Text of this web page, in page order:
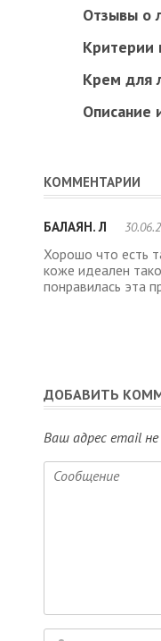
Отзывы о
Критерии
Крем для
Описание
КОММЕНТАРИИ
БАЛАЯН. Л
Хорошо что есть
коже идеален
понравилась эта
ДОБАВИТЬ
Ваш адрес email